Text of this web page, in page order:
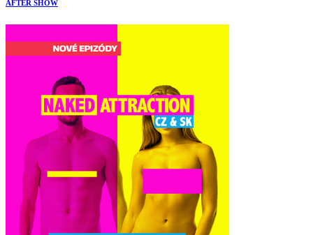
AFTER SHOW